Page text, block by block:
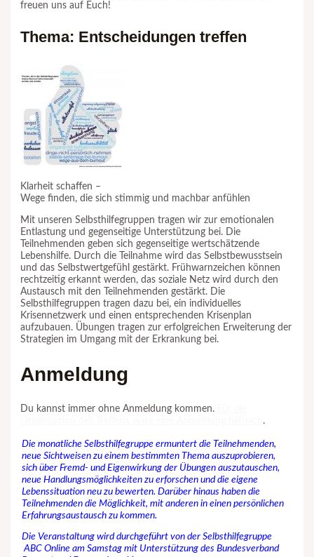
freuen uns auf Euch!
Thema: Entscheidungen treffen
Klarheit schaffen –
Wege finden, die sich stimmig und machbar anfühlen
Mit unseren Selbsthilfegruppen tragen wir zur emotionalen
Entlastung und gegenseitige Unterstützung bei. Die
Teilnehmenden geben sich gegenseitige wertschätzende
Lebenshilfe. Durch die Teilnahme wird das Selbstbewusstsein
und das Selbstwertgefühl gestärkt. Frühwarnzeichen können
rechtzeitig erkannt werden, das soziale Netz wird durch den
Austausch mit den Teilnehmenden gestärkt. Die
Selbsthilfegruppen tragen dazu bei, ein individuelles
Krisennetzwerk und einen entsprechenden Krisenplan
aufzubauen. Übungen tragen zur erfolgreichen Erweiterung der
Strategien im Umgang mit der Erkrankung bei.
Anmeldung
Du kannst immer ohne Anmeldung kommen.
.
Die monatliche Selbsthilfegruppe ermuntert die Teilnehmenden,
neue Sichtweisen zu einem bestimmten Thema auszuprobieren,
sich über Fremd- und Eigenwirkung der Übungen auszutauschen,
neue Handlungsmöglichkeiten zu erforschen und die eigene
Lebenssituation neu zu bewerten. Darüber hinaus haben die
Teilnehmenden die Möglichkeit, mit anderen in einen persönlichen
Erfahrungsaustausch zu kommen.
Die Veranstaltung wird durchgeführt von der Selbsthilfegruppe
ABC Online am Samstagmit Unterstützung des Bundesverband